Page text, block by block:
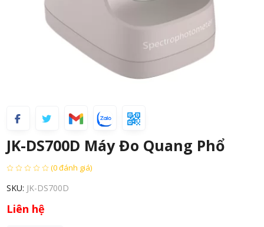
JK-DS700D Máy Đo Quang Phổ
(0 đánh giá)
SKU: JK-DS700D
Liên hệ